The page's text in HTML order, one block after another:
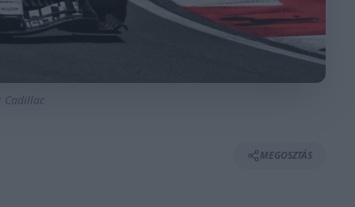
Cadillac
MEGOSZTÁS